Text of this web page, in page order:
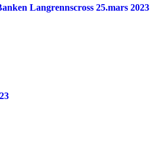
Langrennscross 25.mars 2023